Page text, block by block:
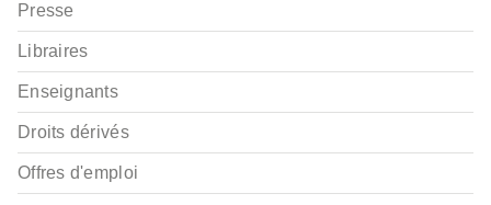
Presse
Libraires
Enseignants
Droits dérivés
Offres d'emploi